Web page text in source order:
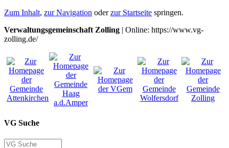
Zum Inhalt, zur Navigation oderzur Startseite springen.
Verwaltungsgemeinschaft Zolling | Online: https://www.vg-
zolling.de/
VG Suche